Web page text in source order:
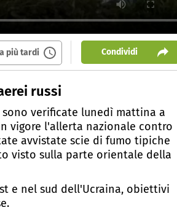
più tardi Condividi
russi
sono verificate lunedì mattina a
vigore l'allerta nazionale contro
avvistate scie di fumo tipiche
visto sulla parte orientale della
e nel sud dell'Ucraina, obiettivi